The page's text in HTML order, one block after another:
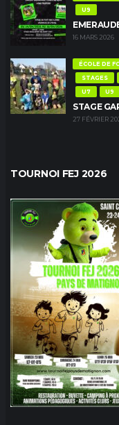
U9
16 MARS 2026
ÉCOLE DE
STAGES
U7
U9
STAGE
27 FÉVRIER
TOURNOI FEJ 2026